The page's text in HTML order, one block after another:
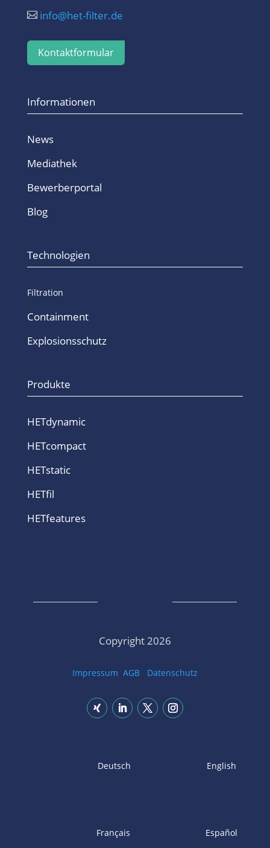
 info@het-filter.de
Kontaktformular
Informationen
News
Mediathek
Bewerberportal
Blog
Technologien
Filtration
Containment
Explosionsschutz
Produkte
HETdynamic
HETcompact
HETstatic
HETfil
HETfeatures
Copyright 2026
Impressum AGB Datenschutz
Deutsch English
Français Español